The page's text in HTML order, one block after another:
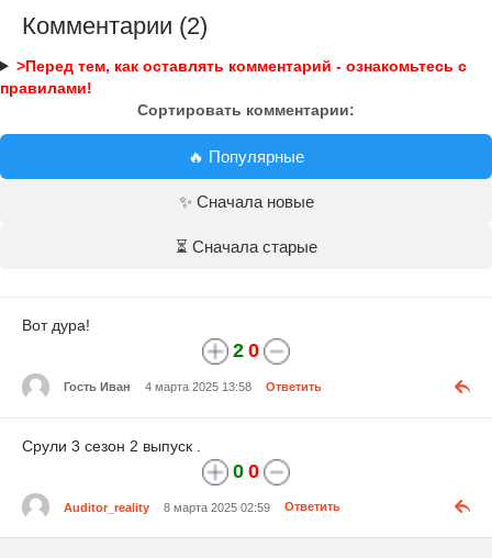
Комментарии (2)
>Перед тем, как оставлять комментарий - ознакомьтесь с
правилами!
Сортировать комментарии:
🔥 Популярные
✨ Сначала новые
⏳ Сначала старые
Вот дура!
2 0
Гость Иван 4 марта 2025 13:58 Ответить
Срули 3 сезон 2 выпуск .
0 0
Auditor_reality 8 марта 2025 02:59 Ответить